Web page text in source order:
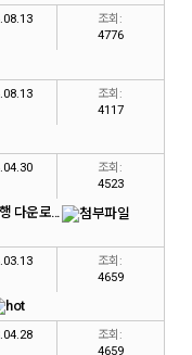
조회:
4776
조회:
4117
조회:
4523
다운로...
조회:
4659
조회:
4659